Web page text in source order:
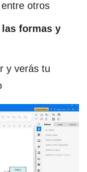
otros
formas y
y verás tu